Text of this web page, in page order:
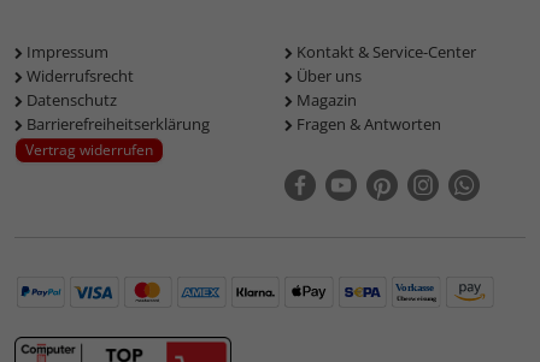
Impressum
Widerrufsrecht
Datenschutz
Barrierefreiheitserklärung
Vertrag widerrufen
Kontakt & Service-Center
Über uns
Magazin
Fragen & Antworten